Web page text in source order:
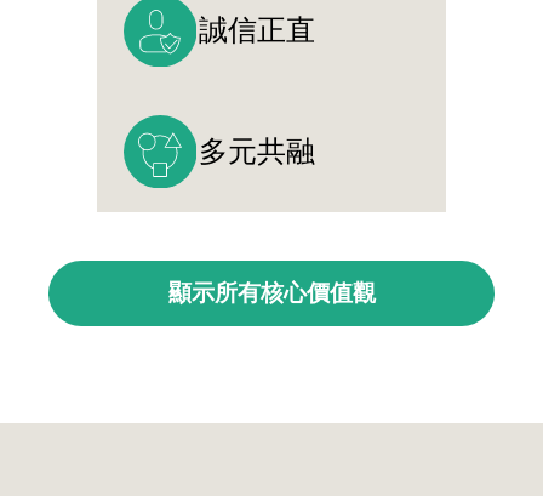
誠信正直
多元共融
顯示所有核心價值觀